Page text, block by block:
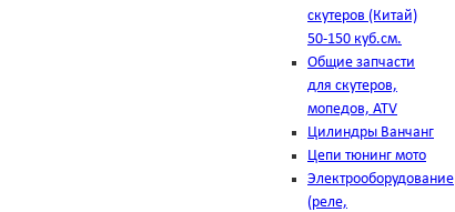
скутеров (Китай)
50-150 куб.см.
Общие запчасти
для скутеров,
мопедов, ATV
Цилиндры Ванчанг
Цепи тюнинг мото
Электрооборудование
(реле,